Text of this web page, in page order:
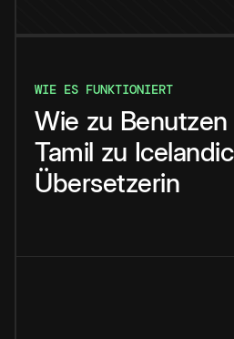
WIE ES FUNKTIONIERT
Wie zu Benutzen
Tamil zu Icelandic
Übersetzerin